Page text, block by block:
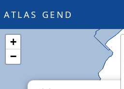
ATLAS GEND
+
−